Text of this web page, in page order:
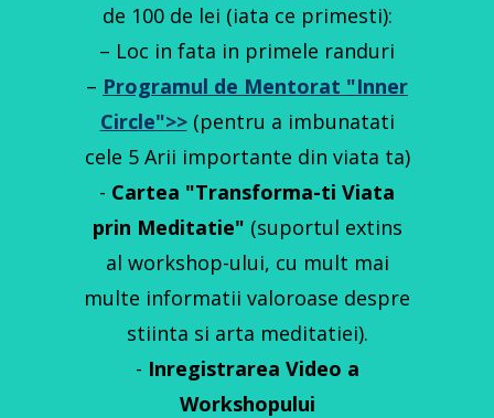
de 100 de lei (iata ce primesti):
– Loc in fata in primele randuri
– Programul de Mentorat "Inner
Circle">>(pentru a imbunatati
cele 5 Arii importante din viata ta)
- Cartea "Transforma-ti Viata
prin Meditatie" (suportul extins
al workshop-ului, cu mult mai
multe informatii valoroase despre
stiinta si arta meditatiei).
- Inregistrarea Video a
Workshopului